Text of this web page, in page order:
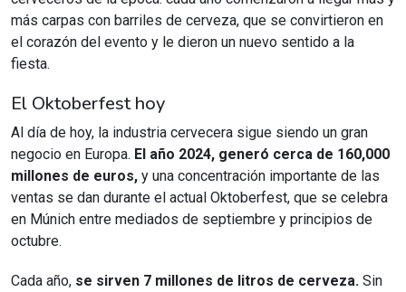
más carpas con barriles de cerveza, que se convirtieron en
el corazón del evento y le dieron un nuevo sentido a la
fiesta.
El Oktoberfest hoy
Al día de hoy, la industria cervecera sigue siendo un gran
negocio en Europa. El año 2024, generó cerca de 160,000
millones de euros, y una concentración importante de las
ventas se dan durante el actual Oktoberfest, que se celebra
en Múnich entre mediados de septiembre y principios de
octubre.
Cada año, se sirven 7 millones de litros de cerveza. Sin